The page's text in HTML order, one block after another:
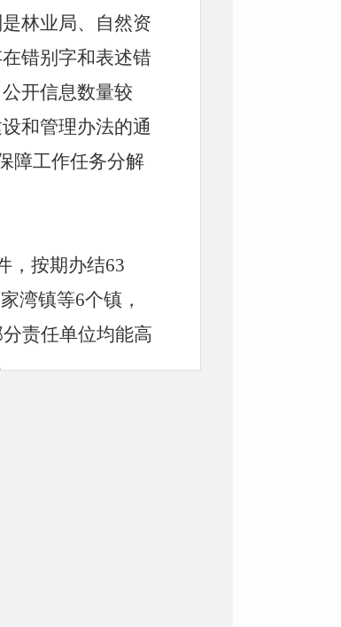
林业局、自然资
错别字和表述错
开信息数量较
和管理办法的通
障工作任务分解
，按期办结63
湾镇等6个镇，
责任单位均能高
。